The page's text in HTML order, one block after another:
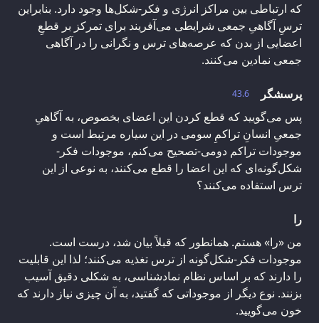
که ارتباطی بین مراکز انرژی و فکر-شکل‌ها وجود دارد. بنابراین
ترسِ آگاهیِ جمعی شرایطی می‌آفریند برای تمرکز بر قطعِ
اعضایی از بدن که عرصه‌های ترس و نگرانی را در آگاهی
جمعی نمادین می‌کنند.
43.6
پرسشگر
پس می‌گویید که قطع کردن این اعضای بخصوص، به آگاهیِ
جمعیِ انسانِ تراکمِ سومی در این سیاره مرتبط است و
موجودات تراکم دومی-تصحیح می‌کنم، موجودات فکر-
شکل‌گونه‌ای که این اعضا را قطع می‌کنند، به نوعی از این
ترس استفاده می‌کنند؟
را
من «را» هستم. همانطور که قبلاً بیان شد، درست است.
موجودات فکر-شکل‌گونه از ترس تغذیه می‌کنند؛ لذا این قابلیت
را دارند که بر اساس نظام نمادشناسی، به شکلی دقیق آسیب
بزنند. نوع دیگر از موجوداتی که گفتید، به آن چیزی نیاز دارند که
خون می‌گویید.